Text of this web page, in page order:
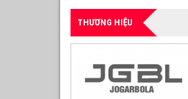
THƯƠNG HIỆU